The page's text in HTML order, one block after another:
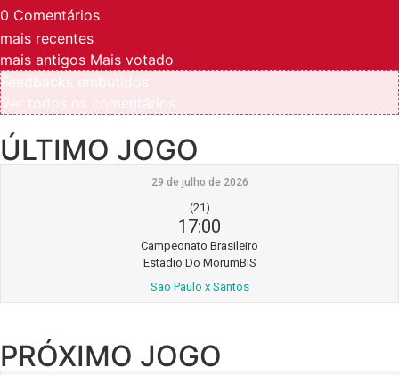
0 Comentários
mais recentes
mais antigos Mais votado
ÚLTIMO JOGO
29 de julho de 2026
(21)
17:00
Campeonato Brasileiro
Estadio Do MorumBIS
Sao Paulo x Santos
PRÓXIMO JOGO